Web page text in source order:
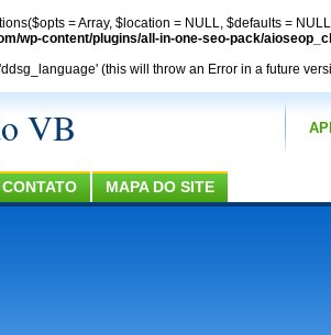
= Array, $location = NULL, $defaults =
wp-content/plugins/all-in-one-seo-pack/
(this will throw an Error in a future
VB
CONTATO MAPA DO SITE